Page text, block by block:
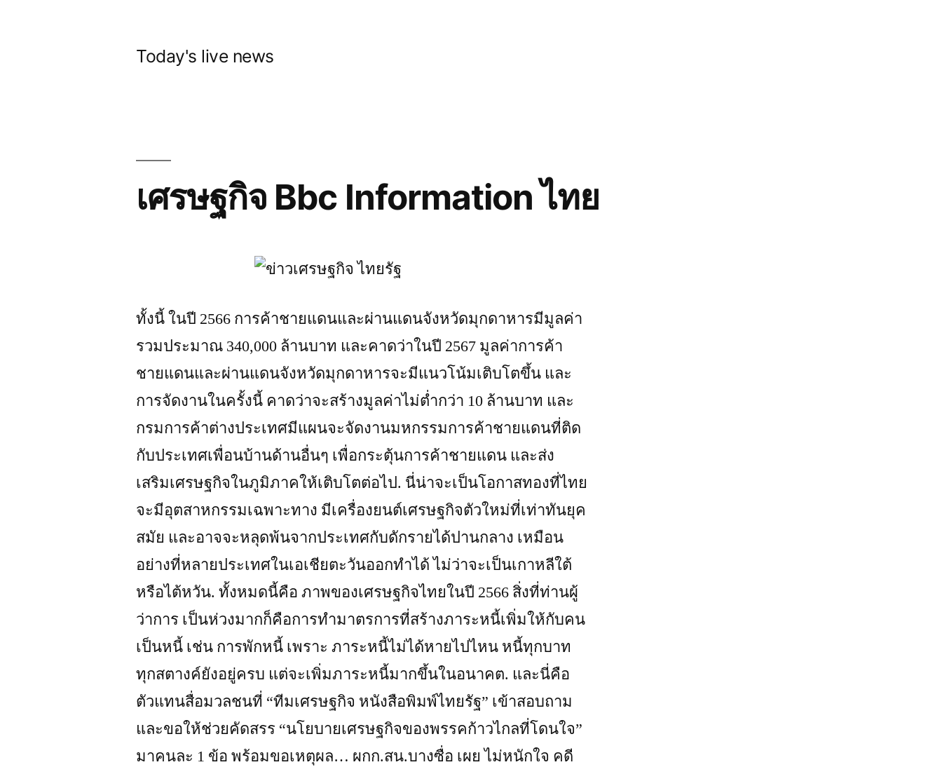
Today's live news
เศรษฐกิจ Bbc Information ไทย
ทั้งนี้ ในปี 2566 การค้าชายแดนและผ่านแดนจังหวัดมุกดาหารมีมูลค่า
รวมประมาณ 340,000 ล้านบาท และคาดว่าในปี 2567 มูลค่าการค้า
ชายแดนและผ่านแดนจังหวัดมุกดาหารจะมีแนวโน้มเติบโตขึ้น และ
การจัดงานในครั้งนี้ คาดว่าจะสร้างมูลค่าไม่ต่ำกว่า 10 ล้านบาท และ
กรมการค้าต่างประเทศมีแผนจะจัดงานมหกรรมการค้าชายแดนที่ติด
กับประเทศเพื่อนบ้านด้านอื่นๆ เพื่อกระตุ้นการค้าชายแดน และส่ง
เสริมเศรษฐกิจในภูมิภาคให้เติบโตต่อไป. นี่น่าจะเป็นโอกาสทองที่ไทย
จะมีอุตสาหกรรมเฉพาะทาง มีเครื่องยนต์เศรษฐกิจตัวใหม่ที่เท่าทันยุค
สมัย และอาจจะหลุดพ้นจากประเทศกับดักรายได้ปานกลาง เหมือน
อย่างที่หลายประเทศในเอเชียตะวันออกทำได้ ไม่ว่าจะเป็นเกาหลีใต้
หรือไต้หวัน. ทั้งหมดนี้คือ ภาพของเศรษฐกิจไทยในปี 2566 สิ่งที่ท่านผู้
ว่าการ เป็นห่วงมากก็คือการทำมาตรการที่สร้างภาระหนี้เพิ่มให้กับคน
เป็นหนี้ เช่น การพักหนี้ เพราะ ภาระหนี้ไม่ได้หายไปไหน หนี้ทุกบาท
ทุกสตางค์ยังอยู่ครบ แต่จะเพิ่มภาระหนี้มากขึ้นในอนาคต. และนี่คือ
ตัวแทนสื่อมวลชนที่ “ทีมเศรษฐกิจ หนังสือพิมพ์ไทยรัฐ” เข้าสอบถาม
และขอให้ช่วยคัดสรร “นโยบายเศรษฐกิจของพรรคก้าวไกลที่โดนใจ”
มาคนละ 1 ข้อ พร้อมขอเหตุผล… ผกก.สน.บางซื่อ เผย ไม่หนักใจ คดี